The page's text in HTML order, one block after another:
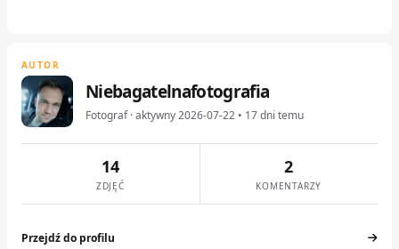
AUTOR
Niebagatelnafotografia
Fotograf · aktywny 2026-07-22 • 17 dni temu
14
ZDJĘĆ
2
KOMENTARZY
Przejdź do profilu